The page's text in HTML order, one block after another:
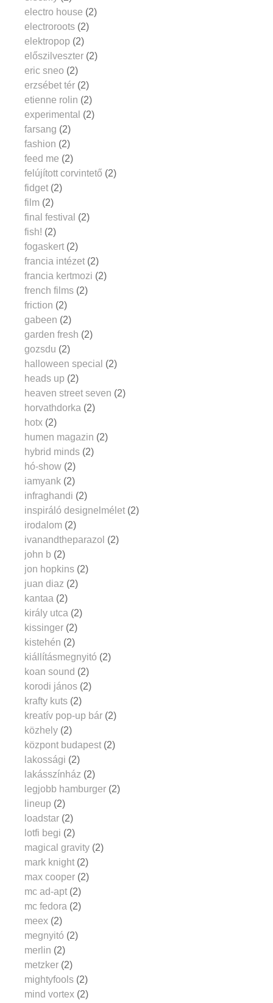
electro house (2)
electroroots (2)
elektropop (2)
előszilveszter (2)
eric sneo (2)
erzsébet tér (2)
etienne rolin (2)
experimental (2)
farsang (2)
fashion (2)
feed me (2)
felújított corvintető (2)
fidget (2)
film (2)
final festival (2)
fish! (2)
fogaskert (2)
francia intézet (2)
francia kertmozi (2)
french films (2)
friction (2)
gabeen (2)
garden fresh (2)
gozsdu (2)
halloween special (2)
heads up (2)
heaven street seven (2)
horvathdorka (2)
hotx (2)
humen magazin (2)
hybrid minds (2)
hó-show (2)
iamyank (2)
infraghandi (2)
inspiráló designelmélet (2)
irodalom (2)
ivanandtheparazol (2)
john b (2)
jon hopkins (2)
juan diaz (2)
kantaa (2)
király utca (2)
kissinger (2)
kistehén (2)
kiállításmegnyitó (2)
koan sound (2)
korodi jános (2)
krafty kuts (2)
kreatív pop-up bár (2)
közhely (2)
központ budapest (2)
lakossági (2)
lakásszínház (2)
legjobb hamburger (2)
lineup (2)
loadstar (2)
lotfi begi (2)
magical gravity (2)
mark knight (2)
max cooper (2)
mc ad-apt (2)
mc fedora (2)
meex (2)
megnyitó (2)
merlin (2)
metzker (2)
mightyfools (2)
mind vortex (2)